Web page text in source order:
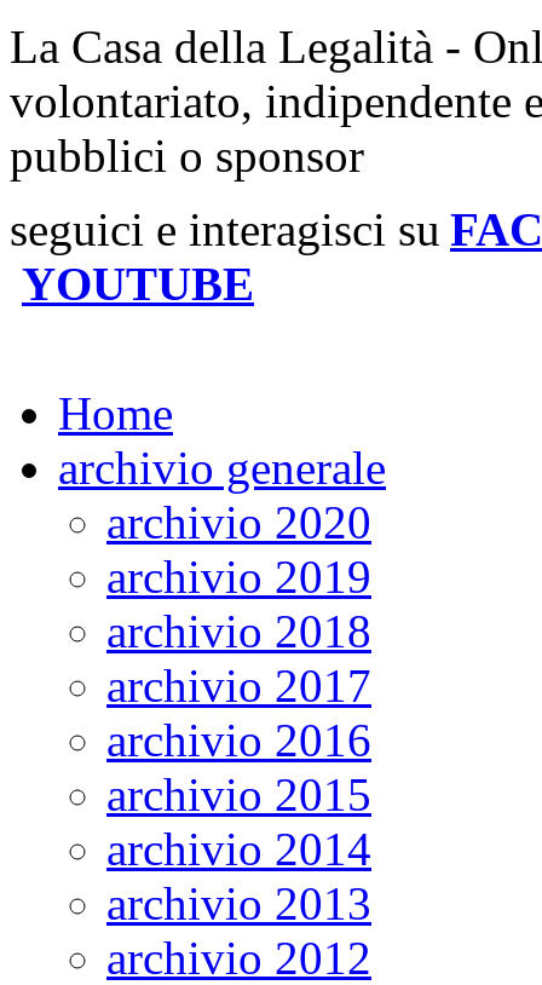
La Casa della Legalità -
volontariato, indipendente
pubblici o sponsor
seguici e interagisci su
YOUTUBE
Home
archivio generale
archivio 2020
archivio 2019
archivio 2018
archivio 2017
archivio 2016
archivio 2015
archivio 2014
archivio 2013
archivio 2012